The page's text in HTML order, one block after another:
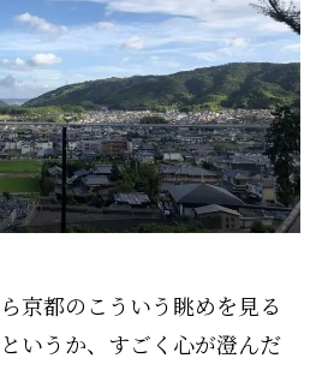
京都のこういう眺めを見る
いうか、すごく心が澄んだ